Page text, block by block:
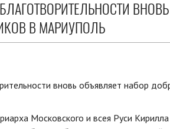
В МАРИУПОЛЬ
Московского и всея Руси